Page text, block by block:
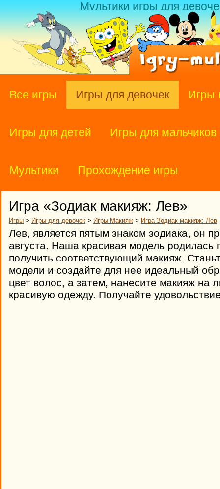
Мультики игры для
Все игры Игры для девочек Игры
Игры для детей Игры для мальчиков
Мультики Прохождение игры
Игра «Зодиак макияж: Лев»
Игры > Игры для девочек > Игры Макияж > Игра Зодиак макияж: Лев
Лев, является пятым знаком зодиака, он
августа. Наша красивая модель родилась
получить соответствующий макияж.
модели и создайте для нее идеальный
цвет волос, а затем, нанесите макияж на
красивую одежду. Получайте